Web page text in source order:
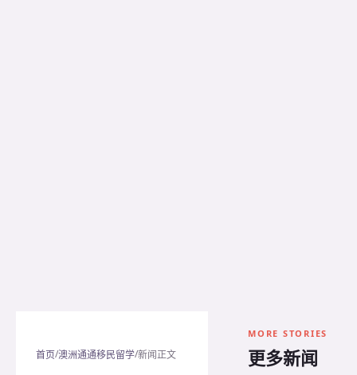
首页/澳洲通通移民留学/新闻正文
MORE STORIES
更多新闻